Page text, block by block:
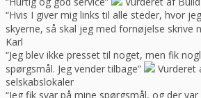
“Hvis I giver mig links til alle steder, hvor
skyerne, så skal jeg med fornøjelse skrive
Karl
“Jeg blev ikke presset til noget, men fik
spørgsmål. Jeg vender tilbage”
Vurderet
selskabslokaler
“Jeg fik svar på mine spørgsmål, og der